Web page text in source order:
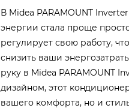
В Midea PARAMOUNT
энергии стала проще
регулирует свою работу,
снизить ваши
руку в Midea PARAMOUNT
дизайном, этот
вашего комфорта, но и